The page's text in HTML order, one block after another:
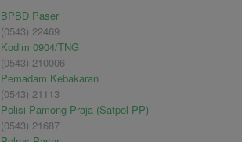
BPBD Paser
(0543) 22469
Kodim 0904/TNG
(0543) 210006
Pemadam Kebakaran
(0543) 21113
Polisi Pamong Praja (Satpol PP)
(0543) 21687